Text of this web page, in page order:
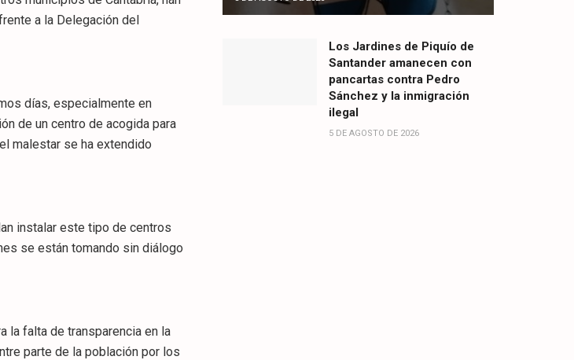
a la Delegación del
días, especialmente en
de un centro de acogida para
malestar se ha extendido
instalar este tipo de centros
se están tomando sin diálogo
la falta de transparencia en la
parte de la población por los
Los Jardines de Piquío de
Santander amanecen con
pancartas contra Pedro
Sánchez y la inmigración
ilegal
5 DE AGOSTO DE 2026